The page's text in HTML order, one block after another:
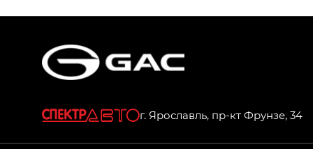
HYPTEC HT — Хайптек Эйч Ти (HYPTEC
г. Ярославль, пр-кт Фрунзе, 34